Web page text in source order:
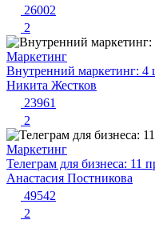
26002
2
Маркетинг
Внутренний маркетинг: 4
Никита Жестков
23961
2
Маркетинг
Телеграм для бизнеса: 11
Анастасия Постникова
49542
2